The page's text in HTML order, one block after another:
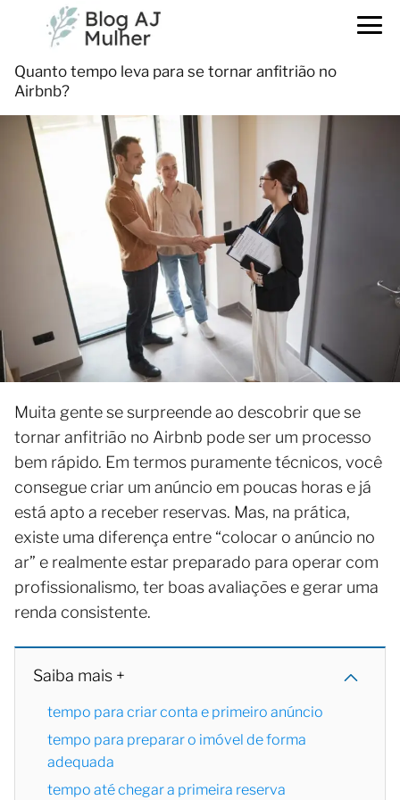
Quanto tempo leva para se tornar anfitrião no
Airbnb?
Muita gente se surpreende ao descobrir que se
tornar anfitrião no Airbnb pode ser um processo
bem rápido. Em termos puramente técnicos, você
consegue criar um anúncio em poucas horas e já
está apto a receber reservas. Mas, na prática,
existe uma diferença entre “colocar o anúncio no
ar” e realmente estar preparado para operar com
profissionalismo, ter boas avaliações e gerar uma
renda consistente.
Saiba mais +
tempo para criar conta e primeiro anúncio
tempo para preparar o imóvel de forma
adequada
tempo até chegar a primeira reserva